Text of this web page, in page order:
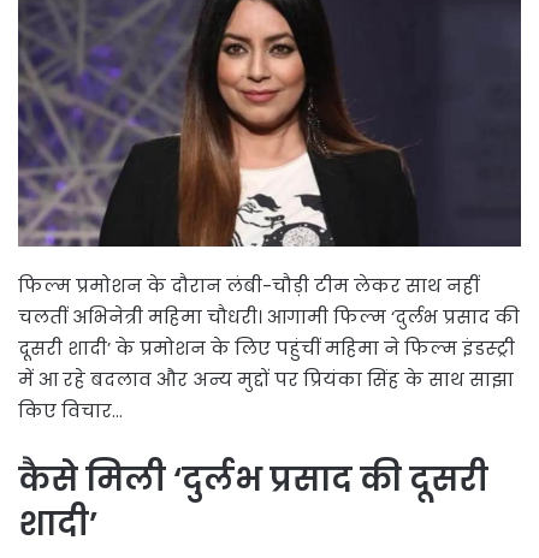
फिल्म प्रमोशन के दौरान लंबी-चौड़ी टीम लेकर साथ नहीं
चलतीं अभिनेत्री महिमा चौधरी। आगामी फिल्म ‘दुर्लभ प्रसाद की
दूसरी शादी’ के प्रमोशन के लिए पहुंचीं महिमा ने फिल्म इंडस्ट्री
में आ रहे बदलाव और अन्य मुद्दों पर प्रियंका सिंह के साथ साझा
किए विचार…
कैसे मिली ‘दुर्लभ प्रसाद की दूसरी
शादी’